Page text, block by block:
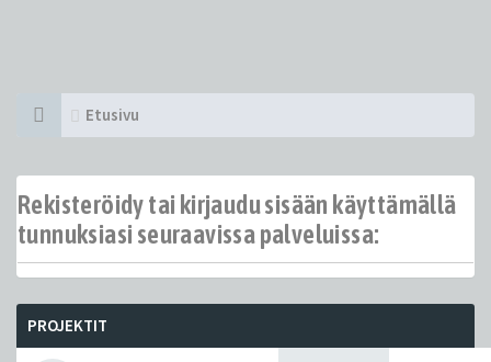
Etusivu
Rekisteröidy tai kirjaudu sisään käyttämällä
tunnuksiasi seuraavissa palveluissa:
PROJEKTIT